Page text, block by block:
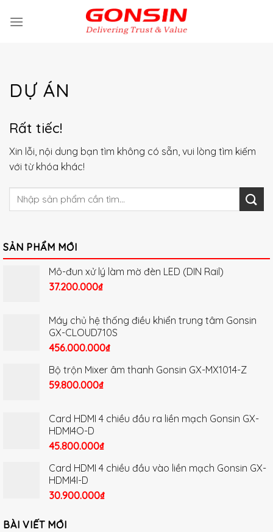
DỰ ÁN
Rất tiếc!
Xin lỗi, nội dung bạn tìm không có sẵn, vui lòng tìm kiếm
với từ khóa khác!
SẢN PHẨM MỚI
Mô-đun xử lý làm mờ đèn LED (DIN Rail)
37.200.000₫
Máy chủ hệ thống điều khiển trung tâm Gonsin
GX-CLOUD710S
456.000.000₫
Bộ trộn Mixer âm thanh Gonsin GX-MX1014-Z
59.800.000₫
Card HDMI 4 chiều đầu ra liền mạch Gonsin GX-
HDMI4O-D
45.800.000₫
Card HDMI 4 chiều đầu vào liền mạch Gonsin GX-
HDMI4I-D
30.900.000₫
BÀI VIẾT MỚI